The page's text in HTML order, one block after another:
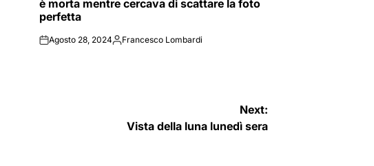
è morta mentre cercava di scattare la foto
perfetta
onAgosto 28, 2024PostedFrancesco Lombardi
Next:
Vista della luna lunedì sera